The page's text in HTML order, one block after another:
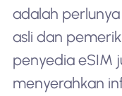
adalah
asli dan
penyedia eSIM
menyerahkan